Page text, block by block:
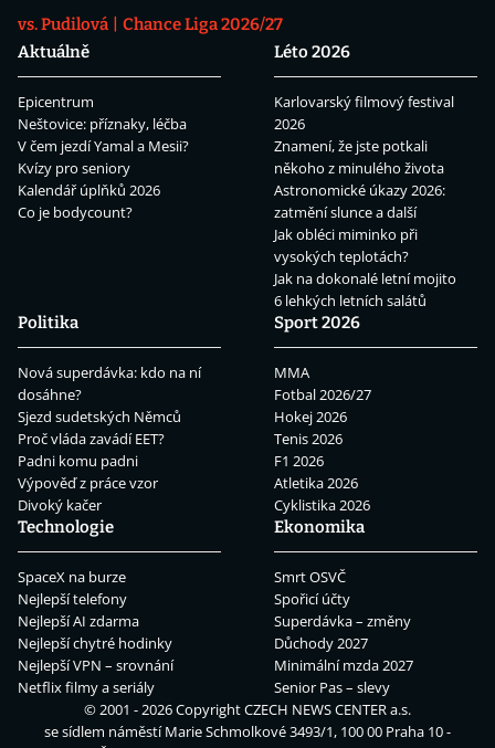
vs. Pudilová
Chance Liga 2026/27
Aktuálně
Epicentrum
Neštovice: příznaky, léčba
V čem jezdí Yamal a Mesii?
Kvízy pro seniory
Kalendář úplňků 2026
Co je bodycount?
Léto 2026
Karlovarský filmový festival
2026
Znamení, že jste potkali
někoho z minulého života
Astronomické úkazy 2026:
zatmění slunce a další
Jak obléci miminko při
vysokých teplotách?
Jak na dokonalé letní mojito
6 lehkých letních salátů
Politika
Nová superdávka: kdo na ní
dosáhne?
Sjezd sudetských Němců
Proč vláda zavádí EET?
Padni komu padni
Výpověď z práce vzor
Divoký kačer
Sport 2026
MMA
Fotbal 2026/27
Hokej 2026
Tenis 2026
F1 2026
Atletika 2026
Cyklistika 2026
Technologie
SpaceX na burze
Nejlepší telefony
Nejlepší AI zdarma
Nejlepší chytré hodinky
Nejlepší VPN – srovnání
Netflix filmy a seriály
Ekonomika
Smrt OSVČ
Spořicí účty
Superdávka – změny
Důchody 2027
Minimální mzda 2027
Senior Pas – slevy
© 2001 - 2026 CopyrightCZECH NEWS CENTER a.s.
se sídlem náměstí Marie Schmolkové 3493/1, 100 00 Praha 10 -